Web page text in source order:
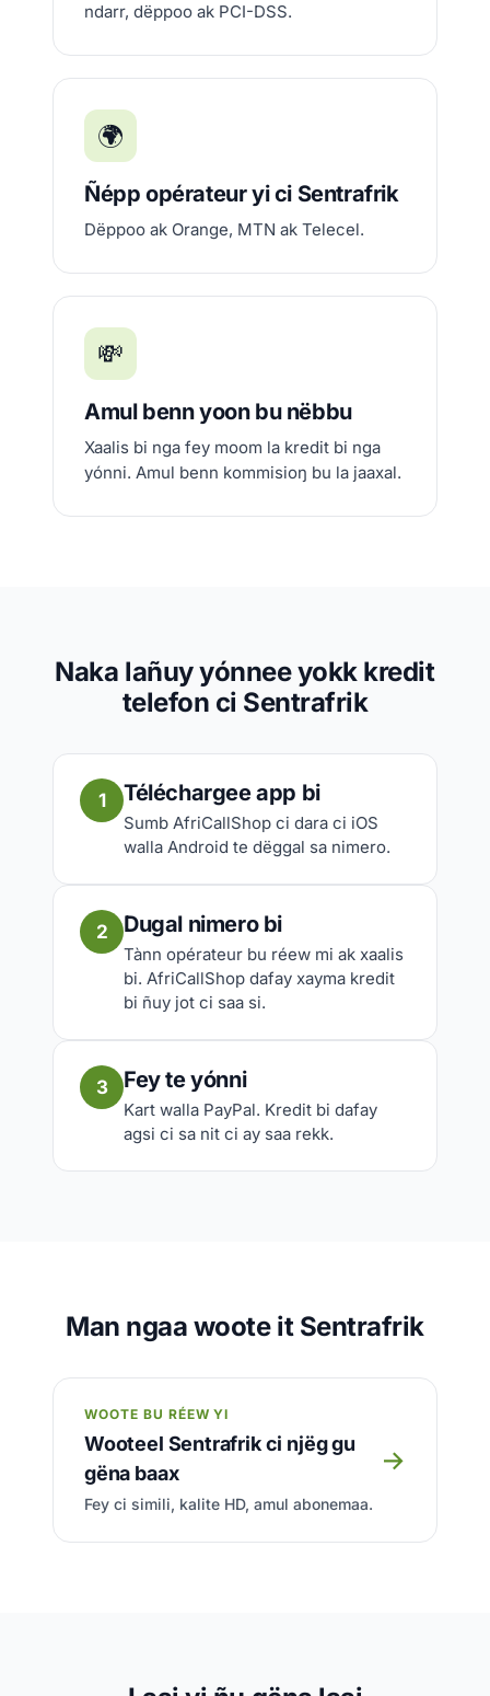
ndarr, dëppoo ak PCI-DSS.
🌍
Ñépp opérateur yi ci Sentrafrik
Dëppoo ak Orange, MTN ak Telecel.
💸
Amul benn yoon bu nëbbu
Xaalis bi nga fey moom la kredit bi nga
yónni. Amul benn kommisioŋ bu la jaaxal.
Naka lañuy yónnee yokk kredit
telefon ci Sentrafrik
1 Téléchargee app bi
Sumb AfriCallShop ci dara ci iOS
walla Android te dëggal sa nimero.
2 Dugal nimero bi
Tànn opérateur bu réew mi ak xaalis
bi. AfriCallShop dafay xayma kredit
bi ñuy jot ci saa si.
3 Fey te yónni
Kart walla PayPal. Kredit bi dafay
agsi ci sa nit ci ay saa rekk.
Man ngaa woote it Sentrafrik
WOOTE BU RÉEW YI
Wooteel Sentrafrik ci njëg gu
gëna baax
Fey ci simili, kalite HD, amul abonemaa.
→